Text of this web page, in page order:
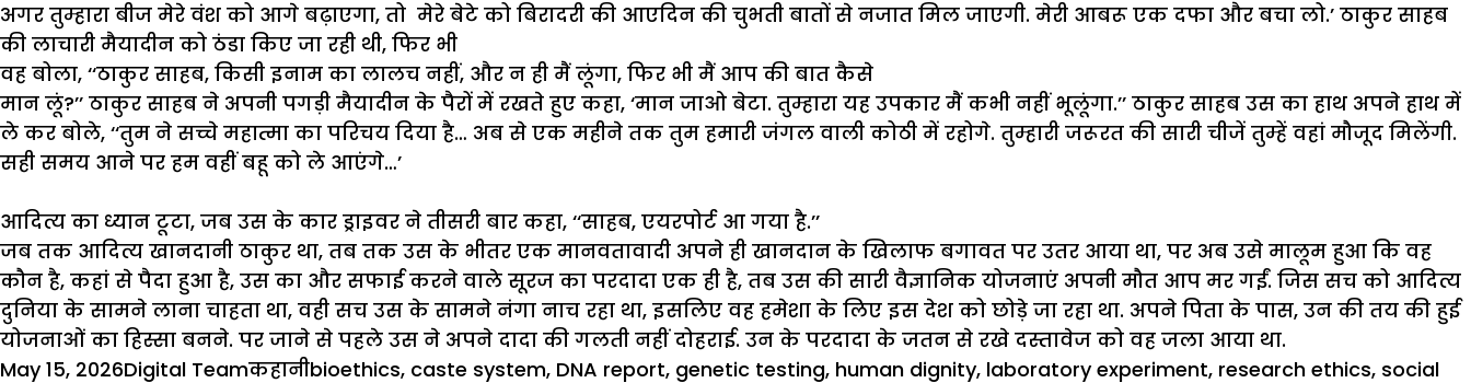
अगर तुम्हारा बीज मेरे वंश को आगे बढ़ाएगा, तो मेरे बेटे को बिरादरी की आएदिन की चुभती बातों से नजात मिल जाएगी. मेरी आबरू एक दफा और बचा लो.’ ठाकुर साहब
की लाचारी मैयादीन को ठंडा किए जा रही थी, फिर भी
वह बोला, ‘‘ठाकुर साहब, किसी इनाम का लालच नहीं, और न ही मैं लूंगा, फिर भी मैं आप की बात कैसे
मान लूं?’’ ठाकुर साहब ने अपनी पगड़ी मैयादीन के पैरों में रखते हुए कहा, ‘मान जाओ बेटा. तुम्हारा यह उपकार मैं कभी नहीं भूलूंगा.’’ ठाकुर साहब उस का हाथ अपने हाथ में
ले कर बोले, ‘‘तुम ने सच्चे महात्मा का परिचय दिया है… अब से एक महीने तक तुम हमारी जंगल वाली कोठी में रहोगे. तुम्हारी जरूरत की सारी चीजें तुम्हें वहां मौजूद मिलेंगी.
सही समय आने पर हम वहीं बहू को ले आएंगे…’
आदित्य का ध्यान टूटा, जब उस के कार ड्राइवर ने तीसरी बार कहा, ‘‘साहब, एयरपोर्ट आ गया है.’’
जब तक आदित्य खानदानी ठाकुर था, तब तक उस के भीतर एक मानवतावादी अपने ही खानदान के खिलाफ बगावत पर उतर आया था, पर अब उसे मालूम हुआ कि वह
कौन है, कहां से पैदा हुआ है, उस का और सफाई करने वाले सूरज का परदादा एक ही है, तब उस की सारी वैज्ञानिक योजनाएं अपनी मौत आप मर गईं. जिस सच को आदित्य
दुनिया के सामने लाना चाहता था, वही सच उस के सामने नंगा नाच रहा था, इसलिए वह हमेशा के लिए इस देश को छोड़े जा रहा था. अपने पिता के पास, उन की तय की हुई
योजनाओं का हिस्सा बनने. पर जाने से पहले उस ने अपने दादा की गलती नहीं दोहराई. उन के परदादा के जतन से रखे दस्तावेज को वह जला आया था.
Posted
May 15, 2026Author
Digital TeamCategories
कहानीTags
bioethics, caste system, DNA report, genetic testing, human dignity, laboratory experiment, research ethics, social